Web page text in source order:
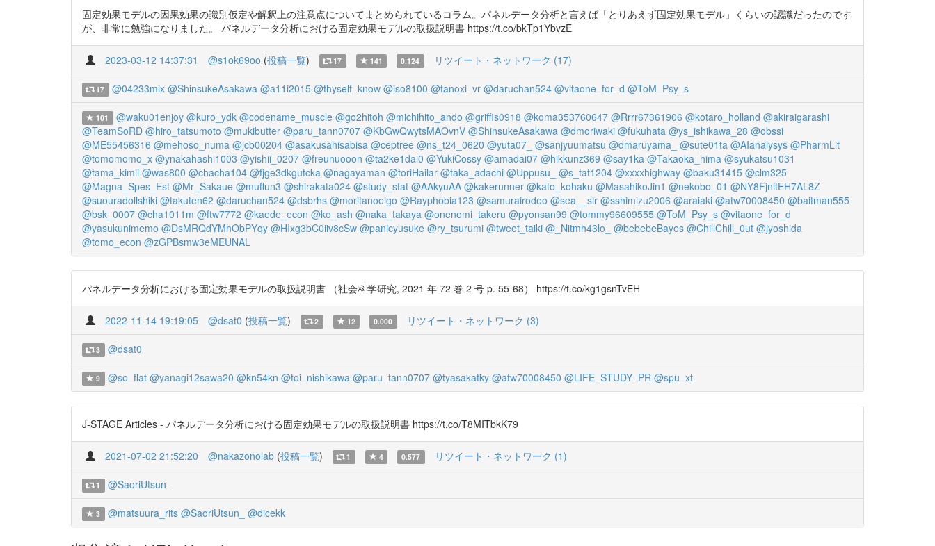
固定効果モデルの因果効果の識別仮定や解釈上の注意点についてまとめられているコラム。パネルデータ分析と言えば「とりあえず固定効果モデル」くらいの認識だったのです
が、非常に勉強になりました。 パネルデータ分析における固定効果モデルの取扱説明書 https://t.co/bkTp1YbvzE
2023-03-12 14:37:31 @s1ok69oo (投稿一覧) 17 141 0.124 リツイート・ネットワーク (17)
17 @04233mix @ShinsukeAsakawa @a11i2015 @thyself_know @iso8100 @tanoxi_vr @daruchan524 @vitaone_for_d @ToM_Psy_s
101 @waku01enjoy @kuro_ydk @codename_muscle @go2hitoh @michihito_ando @griffis0918 @koma353760647 @Rrrr67361906 @kotaro_holland @akiraigarashi
@TeamSoRD @hiro_tatsumoto @mukibutter @paru_tann0707 @KbGwQwytsMAOvnV @ShinsukeAsakawa @dmoriwaki @fukuhata @ys_ishikawa_28 @obssi
@ME55456316 @mehoso_numa @jcb00204 @asakusahisabisa @ceptree @ns_t24_0620 @yuta07_ @sanjyuumatsu @dmaruyama_ @sute01ta @AIanalysys @PharmLit
@tomomomo_x @ynakahashi1003 @yishii_0207 @freunuooon @ta2ke1dai0 @YukiCossy @amadai07 @hikkunz369 @say1ka @Takaoka_hima @syukatsu1031
@tama_kimii @was800 @chacha104 @fjge3dkgutcka @nagayaman @toriHailar @taka_adachi @Uppusu_ @s_tat1204 @xxxxhighway @baku31415 @clm325
@Magna_Spes_Est @Mr_Sakaue @muffun3 @shirakata024 @study_stat @AAkyuAA @kakerunner @kato_kohaku @MasahikoJin1 @nekobo_01 @NY8FjnitEH7AL8Z
@suouradollshiki @takuten62 @daruchan524 @dsbrhs @moritanoeigo @Rayphobia123 @samurairodeo @sea__sir @sshimizu2006 @araiaki @atw70008450 @baitman555
@bsk_0007 @cha1011m @ftw7772 @kaede_econ @ko_ash @naka_takaya @onenomi_takeru @pyonsan99 @tommy96609555 @ToM_Psy_s @vitaone_for_d
@yasukunimemo @DsMRQdYMhObPYqy @HIxg3bC0iiv8cSw @panicyusuke @ry_tsurumi @tweet_taiki @_Nitmh43lo_ @bebebeBayes @ChillChill_0ut @jyoshida
@tomo_econ @zGPBsmw3eMEUNAL
パネルデータ分析における固定効果モデルの取扱説明書 （社会科学研究, 2021 年 72 巻 2 号 p. 55-68） https://t.co/kg1gsnTvEH
2022-11-14 19:19:05 @dsat0 (投稿一覧) 2 12 0.000 リツイート・ネットワーク (3)
3 @dsat0
9 @so_flat @yanagi12sawa20 @kn54kn @toi_nishikawa @paru_tann0707 @tyasakatky @atw70008450 @LIFE_STUDY_PR @spu_xt
J-STAGE Articles - パネルデータ分析における固定効果モデルの取扱説明書 https://t.co/T8MITbkK79
2021-07-02 21:52:20 @nakazonolab (投稿一覧) 1 4 0.577 リツイート・ネットワーク (1)
1 @SaoriUtsun_
3 @matsuura_rits @SaoriUtsun_ @dicekk